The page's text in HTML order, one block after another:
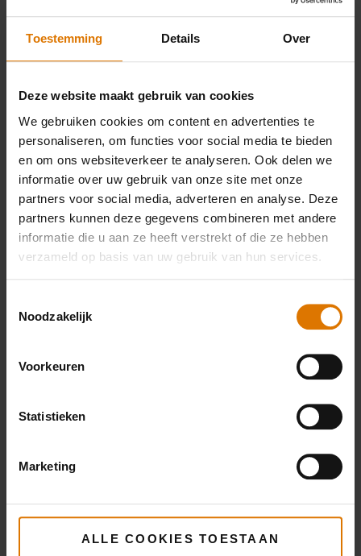
Toestemming Details Over
Deze website maakt gebruik van cookies
We gebruiken cookies om content en advertenties te
personaliseren, om functies voor social media te bieden
en om ons websiteverkeer te analyseren. Ook delen we
informatie over uw gebruik van onze site met onze
partners voor social media, adverteren en analyse. Deze
partners kunnen deze gegevens combineren met andere
informatie die u aan ze heeft verstrekt of die ze hebben
verzameld op basis van uw gebruik van hun services.
Noodzakelijk
Voorkeuren
Statistieken
Marketing
ALLE COOKIES TOESTAAN
rooster (optioneel)
PRINT THIS LIST
Wat heb je nodig?
afleesbare
informatie